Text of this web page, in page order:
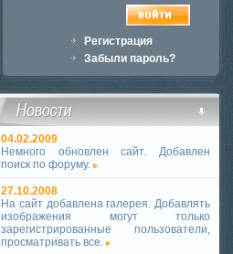
Регистрация
Забыли пароль?
04.02.2009
Немного обновлен сайт. Добавлен
поиск по форуму.
27.10.2008
На сайт добавлена галерея. Добавлять
изображения могут только
зарегистрированные пользователи,
просматривать все.